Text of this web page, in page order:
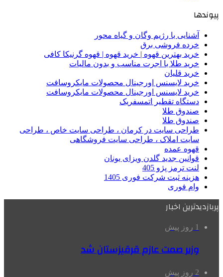
پیوندها
آشنایی با رژیم وگان و گیاه محور
خرده فروشی برق
خرید بهترین قهوه | خرید قهوه | قهوه گرنیکا کافی
خرید طلا با اجرت مناسب و بدون مالیات
خرید قلیان
خرید لایسنس اورجینال محصولات مایکروسافت
خرید لایسنس اورجینال محصولات مایکروسافت
دستگاه تقطیر اتمسفریک
صندوق طلا
صندوق طلا
طراحی سایت در کرمان ، طراحی سایت خاص ، طراحی
سایت املاک ، طراحی سایت فروشگاهی
قهوه عمده
قوانین جدید گلدن ویزای یونان
لنت ترمز پژو 405
هزینه ثبت شرکت فوری 1405
وام فوری
پربازدیدترین اخبار
1 روز پیش
وزیر صمت عازم قرقیزستان شد
2 روز پیش